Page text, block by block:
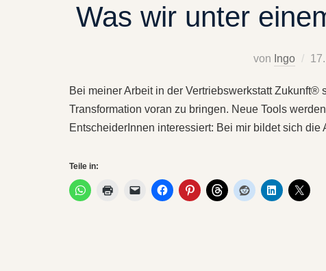
Was wir unter
von Ingo
Bei meiner Arbeit in der Vertriebswerkstatt
Transformation voran zu bringen. Neue Tools
EntscheiderInnen interessiert: Bei mir bildet sich die
Teile in: